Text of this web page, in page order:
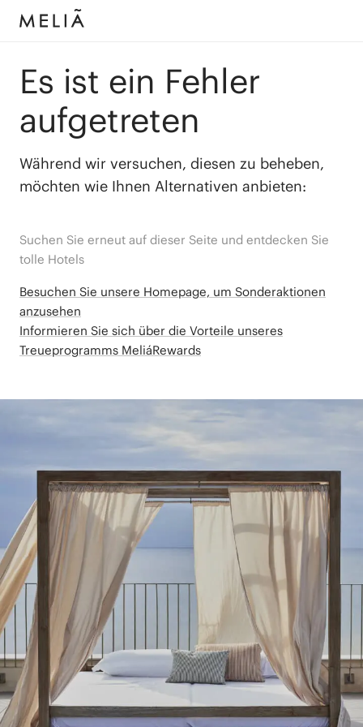
Es ist ein Fehler
aufgetreten
Während wir versuchen, diesen zu beheben,
möchten wie Ihnen Alternativen anbieten:
Suchen Sie erneut auf dieser Seite und entdecken Sie
tolle Hotels
Besuchen Sie unsere Homepage, um Sonderaktionen
anzusehen
Informieren Sie sich über die Vorteile unseres
Treueprogramms MeliáRewards